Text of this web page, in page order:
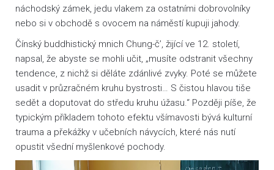
náchodský zámek, jedu vlakem za ostatními dobrovolníky
nebo si v obchodě s ovocem na náměstí kupuji jahody.
Čínský buddhistický mnich Chung-č’, žijící ve 12. století,
napsal, že abyste se mohli učit, „musíte odstranit všechny
tendence, z nichž si děláte zdánlivé zvyky. Poté se můžete
usadit v průzračném kruhu bystrosti… S čistou hlavou tiše
sedět a doputovat do středu kruhu úžasu.“ Později píše, že
typickým příkladem tohoto efektu všímavosti bývá kulturní
trauma a překážky v učebních návycích, které nás nutí
opustit všední myšlenkové pochody.